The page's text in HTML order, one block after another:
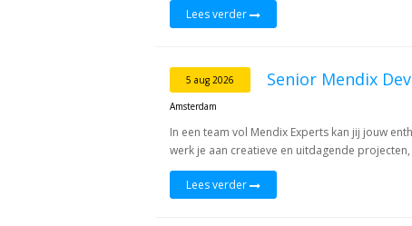
Lees verder
5 aug 2026 Senior Mendix
Amsterdam
In een team vol Mendix Experts kan jij jouw
werk je aan creatieve en uitdagende
Lees verder